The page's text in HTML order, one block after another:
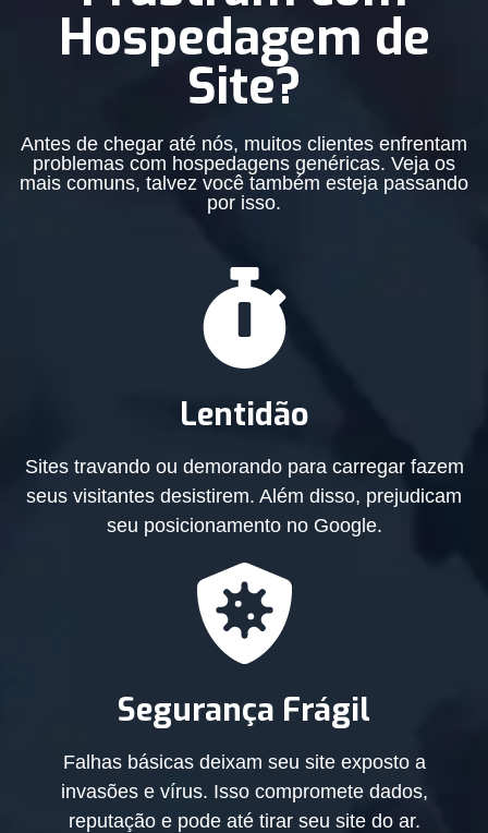
Hospedagem de
Site?
Antes de chegar até nós, muitos clientes enfrentam
problemas com hospedagens genéricas. Veja os
mais comuns, talvez você também esteja passando
por isso.
Lentidão
Sites travando ou demorando para carregar fazem
seus visitantes desistirem. Além disso, prejudicam
seu posicionamento no Google.
Segurança Frágil
Falhas básicas deixam seu site exposto a
invasões e vírus. Isso compromete dados,
reputação e pode até tirar seu site do ar.